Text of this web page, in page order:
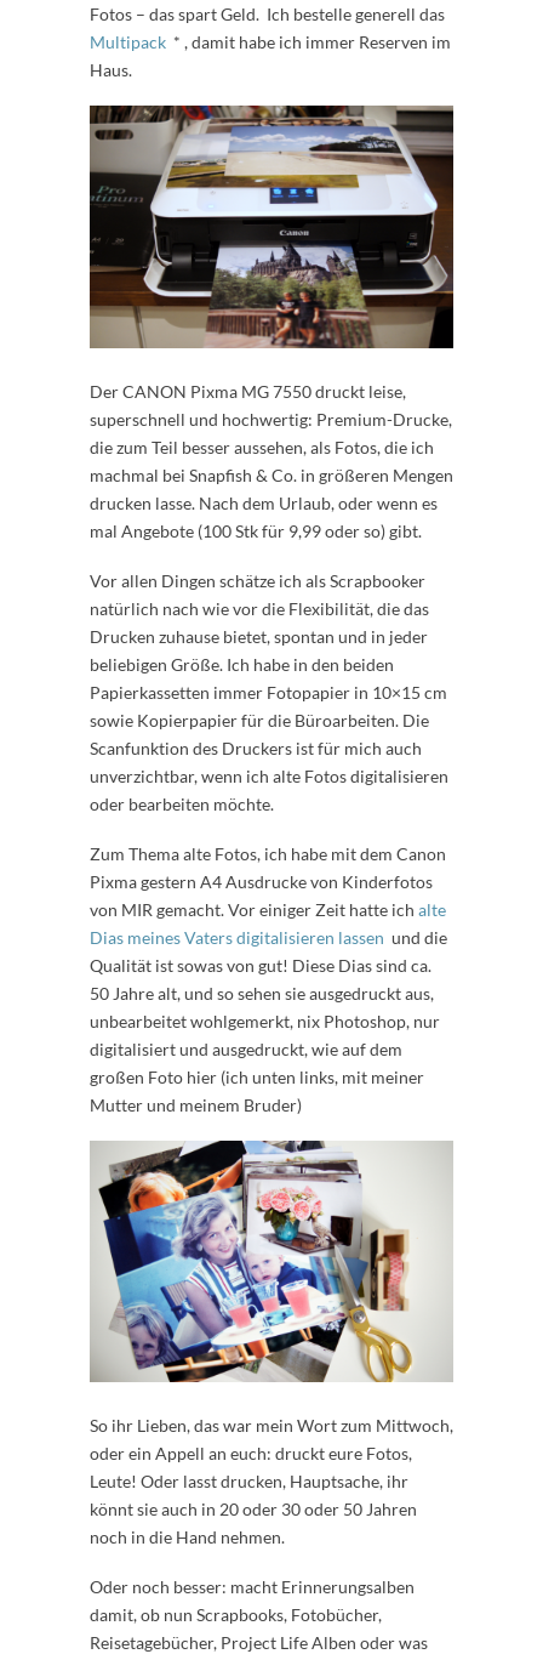
Fotos – das spart Geld. Ich bestelle generell das
Multipack * , damit habe ich immer Reserven im
Haus.
Der CANON Pixma MG 7550 druckt leise,
superschnell und hochwertig: Premium-Drucke,
die zum Teil besser aussehen, als Fotos, die ich
machmal bei Snapfish & Co. in größeren Mengen
drucken lasse. Nach dem Urlaub, oder wenn es
mal Angebote (100 Stk für 9,99 oder so) gibt.
Vor allen Dingen schätze ich als Scrapbooker
natürlich nach wie vor die Flexibilität, die das
Drucken zuhause bietet, spontan und in jeder
beliebigen Größe. Ich habe in den beiden
Papierkassetten immer Fotopapier in 10×15 cm
sowie Kopierpapier für die Büroarbeiten. Die
Scanfunktion des Druckers ist für mich auch
unverzichtbar, wenn ich alte Fotos digitalisieren
oder bearbeiten möchte.
Zum Thema alte Fotos, ich habe mit dem Canon
Pixma gestern A4 Ausdrucke von Kinderfotos
von MIR gemacht. Vor einiger Zeit hatte ich alte
Dias meines Vaters digitalisieren lassen und die
Qualität ist sowas von gut! Diese Dias sind ca.
50 Jahre alt, und so sehen sie ausgedruckt aus,
unbearbeitet wohlgemerkt, nix Photoshop, nur
digitalisiert und ausgedruckt, wie auf dem
großen Foto hier (ich unten links, mit meiner
Mutter und meinem Bruder)
So ihr Lieben, das war mein Wort zum Mittwoch,
oder ein Appell an euch: druckt eure Fotos,
Leute! Oder lasst drucken, Hauptsache, ihr
könnt sie auch in 20 oder 30 oder 50 Jahren
noch in die Hand nehmen.
Oder noch besser: macht Erinnerungsalben
damit, ob nun Scrapbooks, Fotobücher,
Reisetagebücher, Project Life Alben oder was